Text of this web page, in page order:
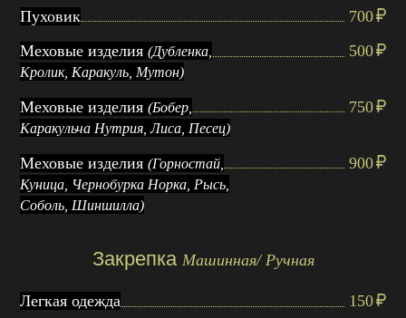
Пуховик
700
Меховые изделия(Дубленка,
Кролик, Каракуль, Мутон)
500
Меховые изделия(Бобер,
Каракульча Нутрия, Лиса, Песец)
750
Меховые изделия(Горностай,
Куница, Чернобурка Норка, Рысь,
Соболь, Шиншилла)
900
Закрепка Машинная/ Ручная
Легкая одежда
150